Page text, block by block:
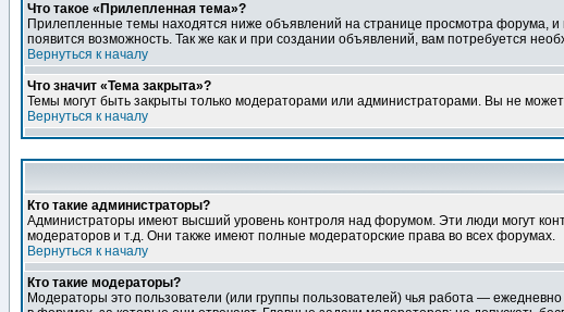
Что такое «Прилепленная тема»?
Прилепленные темы находятся ниже объявлений на странице просмотра форума, и
появится возможность. Так же как и при создании объявлений, вам потребуется
Вернуться к началу
Что значит «Тема закрыта»?
Темы могут быть закрыты только модераторами или администраторами. Вы не
Вернуться к началу
Кто такие администраторы?
Администраторы имеют высший уровень контроля над форумом. Эти люди могут
модераторов и т.д. Они также имеют полные модераторские права во всех форумах.
Вернуться к началу
Кто такие модераторы?
Модераторы это пользователи (или группы пользователей) чья работа —